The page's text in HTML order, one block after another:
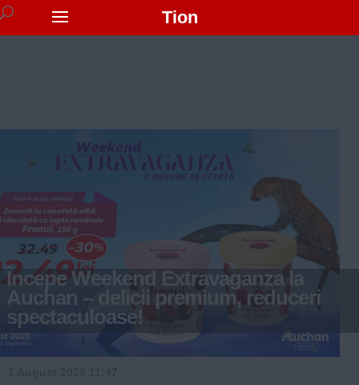
Tion
Începe Weekend Extravaganza la
Auchan – delicii premium, reduceri
spectaculoase!